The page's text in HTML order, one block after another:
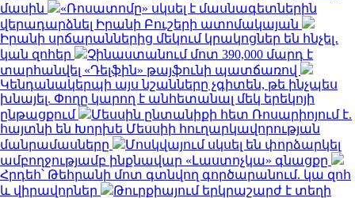
մասին
«Ռոսատոմը» սկսել է մասնագետներին
վերադարձնել Իրանի Բուշերի ատոմակայան
Իրանի սրճարաններից մեկում կրակոցներ են հնչել․
կան զոհեր
Չինաստանում մոտ 390,000 մարդ է
տարհանվել «Դելֆին» թայֆունի պատճառով
Կենդանակերպի այս նշանները չգիտեն, թե ինչպես
խնայել. Փողը կարող է անհետանալ մեկ երեկոյի
ընթացքում
Մեսսին ընտանիքի հետ Ռոսարիոյում է.
հայտնի են Խորխե Մեսսիի հուղարկավորության
մանրամասները
Մոսկվայում սկսել են փորձարկել
ամբողջությամբ ինքնավար «Լաստոչկա» գնացքը
Հրդեհ՝ Թեհրանի մոտ գտնվող գործարանում. կա զոհ
և վիրավորներ
Թուրքիայում երկրաշարժ է տեղի